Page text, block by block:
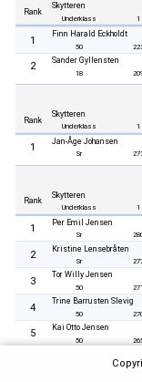
Rank
Skytteren
Underklass 1
1
Finn Harald Eckholdt
50
2
Sander Gyllensten
18
Rank
Skytteren
Underklass 1
1
Jan-Åge Johansen
Sr
Rank
Skytteren
Underklass 1
1
Per Emil Jensen
Sr
2
Kristine Lensebråten
Sr
3
Tor Willy Jensen
50 271
4
Trine Barrusten Slevig
50
5
Kai Otto Jensen
50